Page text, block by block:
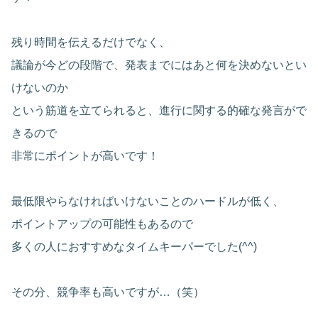
残り時間を伝えるだけでなく、
議論が今どの段階で、発表までにはあと何を決めないとい
けないのか
という筋道を立てられると、進行に関する的確な発言がで
きるので
非常にポイントが高いです！
最低限やらなければいけないことのハードルが低く、
ポイントアップの可能性もあるので
多くの人におすすめなタイムキーパーでした(^^)
その分、競争率も高いですが…（笑）